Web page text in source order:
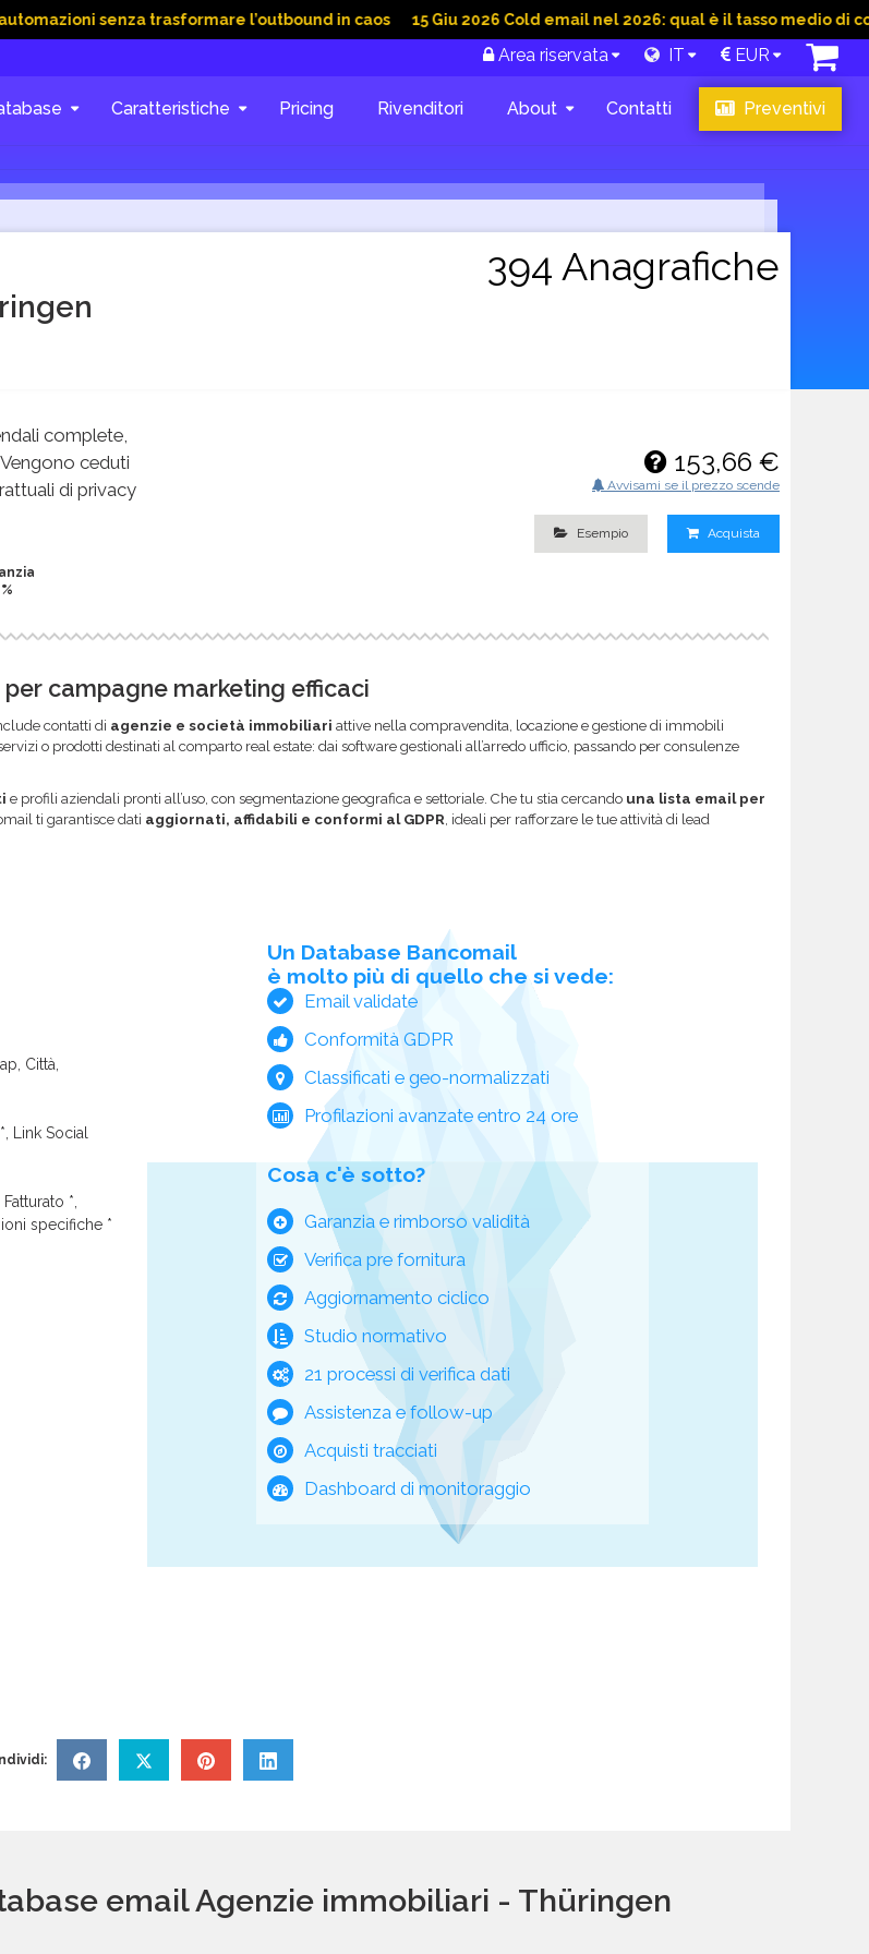
senza trasformare l’outbound in caos 15 Giu 2026 Cold email nel 2026: qual è il tasso medio di
Area riservata IT EUR
Caratteristiche Pricing Rivenditori About Contatti Preventivi
394 Anagrafiche
complete,
ceduti
di privacy
153,66 €
Avvisami se il prezzo scende
Esempio Acquista
campagne marketing efficaci
contatti di agenzie e società immobiliari attive nella compravendita, locazione e gestione di immobili
o prodotti destinati al comparto real estate: dai software gestionali all’arredo ufficio, passando per consulenze
e profili aziendali pronti all’uso, con segmentazione geografica e settoriale. Che tu stia cercando una lista email per
ti garantisce dati aggiornati, affidabili e conformi al GDPR , ideali per rafforzare le tue attività di lead
Città,
Link Social
*,
specifiche *
Un Database Bancomail
è molto più di quello che si vede:
Email validate
Conformità GDPR
Classificati e geo-normalizzati
Profilazioni avanzate entro 24 ore
Cosa c'è sotto?
Garanzia e rimborso validità
Verifica pre fornitura
Aggiornamento ciclico
Studio normativo
21 processi di verifica dati
Assistenza e follow-up
Acquisti tracciati
Dashboard di monitoraggio
email Agenzie immobiliari - Thüringen